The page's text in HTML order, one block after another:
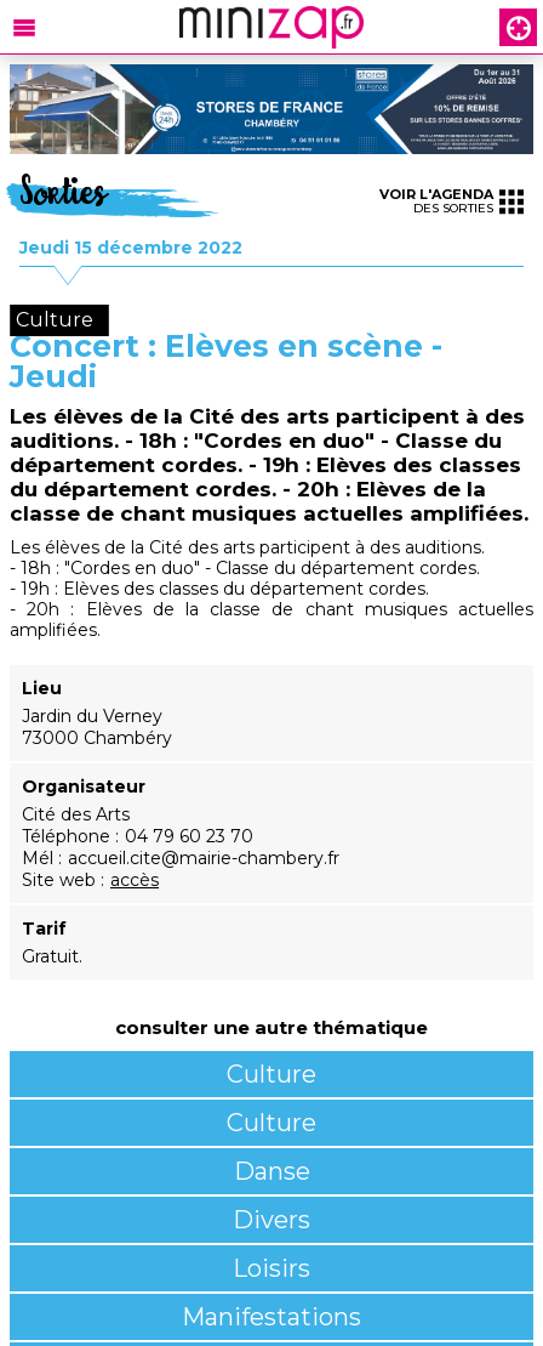
Sorties
Jeudi 15 décembre 2022
VOIR L'AGENDA
DES SORTIES
Culture
Concert : Elèves en scène -
Jeudi
Les élèves de la Cité des arts participent à des
auditions. - 18h : "Cordes en duo" - Classe du
département cordes. - 19h : Elèves des classes
du département cordes. - 20h : Elèves de la
classe de chant musiques actuelles amplifiées.
Les élèves de la Cité des arts participent à des auditions.
- 18h : "Cordes en duo" - Classe du département cordes.
- 19h : Elèves des classes du département cordes.
- 20h : Elèves de la classe de chant musiques actuelles
amplifiées.
Lieu
Jardin du Verney
73000 Chambéry
Organisateur
Cité des Arts
Téléphone
04 79 60 23 70
Mél
accueil.cite@mairie-chambery.fr
Site web
accès
Tarif
Gratuit.
consulter une autre thématique
Culture
Culture
Danse
Divers
Loisirs
Manifestations